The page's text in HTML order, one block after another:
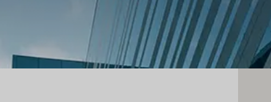
Följ oss